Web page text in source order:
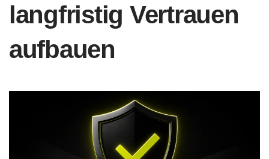
langfristig Vertrauen
aufbauen